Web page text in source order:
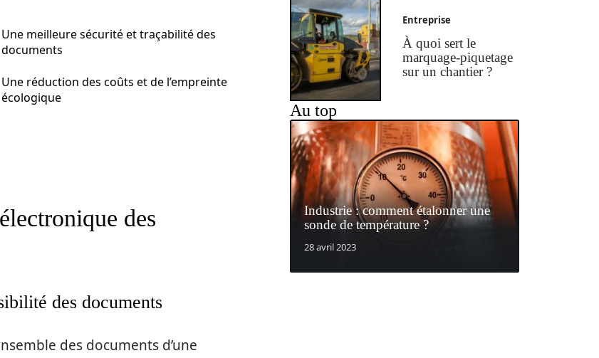
Une meilleure sécurité et traçabilité des
documents
Une réduction des coûts et de l’empreinte
écologique
des
des documents
des documents d’une
Entreprise
À quoi sert le
marquage-piquetage
sur un chantier ?
Au top
Industrie : comment étalonner une
sonde de température ?
28 avril 2023